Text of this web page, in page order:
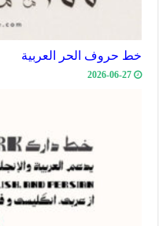
خط حروف الحر العربية
2026-06-27